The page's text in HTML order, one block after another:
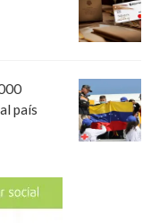
país